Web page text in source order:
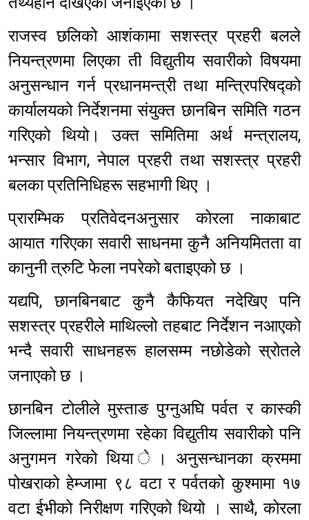
राजस्व छलिको आशंकामा सशस्त्र प्रहरी बलले
नियन्त्रणमा लिएका ती विद्युतीय सवारीको विषयमा
अनुसन्धान गर्न प्रधानमन्त्री तथा मन्त्रिपरिषद्को
कार्यालयको निर्देशनमा संयुक्त छानबिन समिति गठन
गरिएको थियो। उक्त समितिमा अर्थ मन्त्रालय,
भन्सार विभाग, नेपाल प्रहरी तथा सशस्त्र प्रहरी
बलका प्रतिनिधिहरू सहभागी थिए ।
प्रारम्भिक प्रतिवेदनअनुसार कोरला नाकाबाट
आयात गरिएका सवारी साधनमा कुनै अनियमितता वा
कानुनी त्रुटि फेला नपरेको बताइएको छ ।
यद्यपि, छानबिनबाट कुनै कैफियत नदेखिए पनि
सशस्त्र प्रहरीले माथिल्लो तहबाट निर्देशन नआएको
भन्दै सवारी साधनहरू हालसम्म नछोडेको स्रोतले
जनाएको छ ।
छानबिन टोलीले मुस्ताङ पुग्नुअघि पर्वत र कास्की
जिल्लामा नियन्त्रणमा रहेका विद्युतीय सवारीको पनि
अनुगमन गरेको थिया े। अनुसन्धानका क्रममा
पोखराको हेम्जामा ९८ वटा र पर्वतको कुश्मामा १७
वटा ईभीको निरीक्षण गरिएको थियो । साथै, कोरला